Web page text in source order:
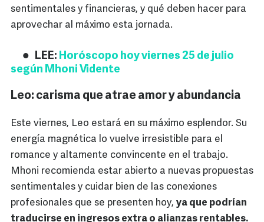
sentimentales y financieras, y qué deben hacer para
aprovechar al máximo esta jornada.
LEE: Horóscopo hoy viernes 25 de julio
según Mhoni Vidente
Leo: carisma que atrae amor y abundancia
Este viernes, Leo estará en su máximo esplendor. Su
energía magnética lo vuelve irresistible para el
romance y altamente convincente en el trabajo.
Mhoni recomienda estar abierto a nuevas propuestas
sentimentales y cuidar bien de las conexiones
profesionales que se presenten hoy, ya que podrían
traducirse en ingresos extra o alianzas rentables.